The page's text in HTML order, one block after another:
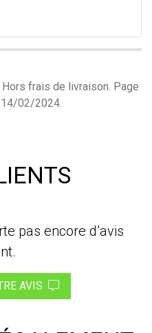
frais de livraison. Page
02/2024.
pas encore d’avis
AVIS